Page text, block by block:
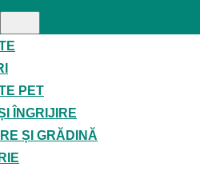
PET
ÎNGRIJIRE
ȘI GRĂDINĂ